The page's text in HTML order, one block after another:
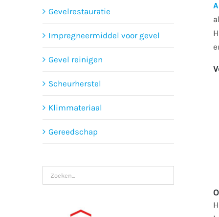
Gevelrestauratie
Impregneermiddel voor gevel
Gevel reinigen
Scheurherstel
Klimmateriaal
Gereedschap